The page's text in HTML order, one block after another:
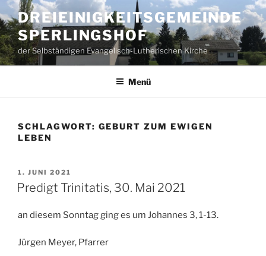
Zum
Inhalt
springen
DREIEINIGKEITSGEMEINDE
SPERLINGSHOF
der Selbständigen Evangelisch-Lutherischen Kirche
Menü
SCHLAGWORT: GEBURT ZUM EWIGEN
LEBEN
VERÖFFENTLICHT
AM
1. JUNI 2021
Predigt Trinitatis, 30. Mai 2021
an diesem Sonntag ging es um Johannes 3, 1-13.
Jürgen Meyer, Pfarrer